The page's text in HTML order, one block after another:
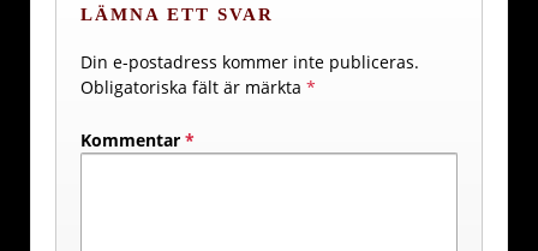
LÄMNA ETT SVAR
Din e-postadress kommer inte publiceras.
Obligatoriska fält är märkta *
Kommentar *